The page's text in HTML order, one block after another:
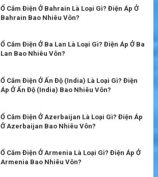
Ổ Cắm Điện Ở Bahrain Là Loại Gì? Điện Áp Ở
Bahrain Bao Nhiêu Vôn?
Ổ Cắm Điện Ở Ba Lan Là Loại Gì? Điện Áp Ở Ba
Lan Bao Nhiêu Vôn?
Ổ Cắm Điện Ở Ấn Độ (India) Là Loại Gì? Điện
Áp Ở Ấn Độ (India) Bao Nhiêu Vôn?
Ổ Cắm Điện Ở Azerbaijan Là Loại Gì? Điện Áp
Ở Azerbaijan Bao Nhiêu Vôn?
Ổ Cắm Điện Ở Armenia Là Loại Gì? Điện Áp Ở
Armenia Bao Nhiêu Vôn?